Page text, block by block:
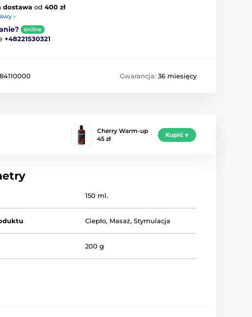
dostawa od 400 zł
›
online
+48221530321
Gwarancja: 36 miesięcy
Cherry Warm-up
45 zł
Kupić
150 ml.
Ciepło, Masaż,Stymulacja
200 g